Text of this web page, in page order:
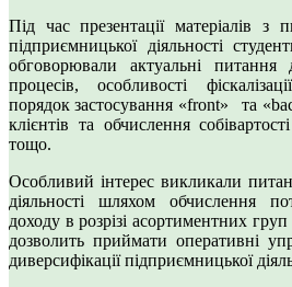
Під час презентації матеріалів з
підприємницької діяльності
обговорювали актуальні питання
процесів, особливості
порядок застосування «front» та
клієнтів та обчислення
тощо.
Особливий інтерес викликали
діяльності шляхом обчислення
доходу в розрізі асортиментних
дозволить приймати оперативні
диверсифікації підприємницької